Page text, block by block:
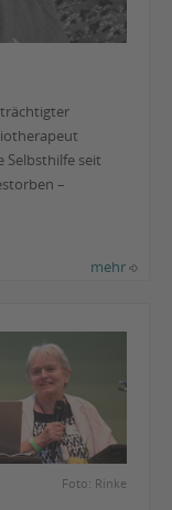
Selbsthilfe seit
–
mehr
Foto: Rinke